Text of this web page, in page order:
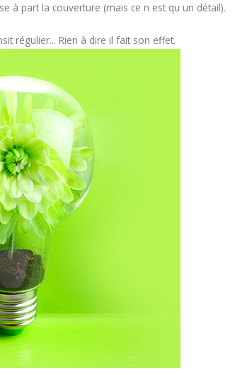
à part la couverture (mais ce n est qu un détail).
régulier... Rien à dire il fait son effet.